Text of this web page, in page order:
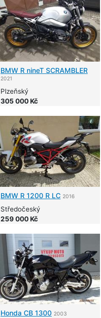
BMW R nineT SCRAMBLER
2021
Plzeňský
305 000 Kč
BMW R 1200 R LC 2016
Středočeský
259 000 Kč
Honda CB 1300 2003